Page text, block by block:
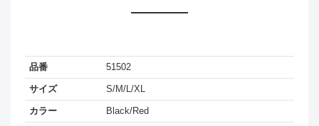
品番 51502
サイズ S/M/L/XL
カラー Black/Red